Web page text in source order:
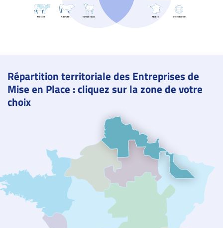
Répartition territoriale des Entreprises de
Mise en Place : cliquez sur la zone de votre
choix